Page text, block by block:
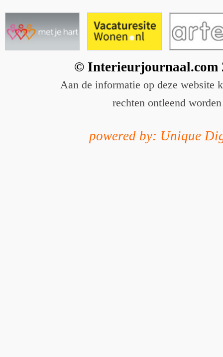
© Interieurjournaal.com
Aan de informatie op deze website
rechten ontleend worden
powered by: Unique